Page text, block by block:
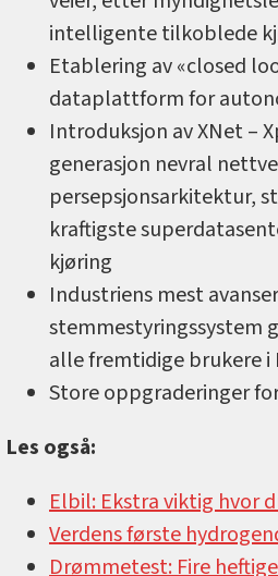
intelligente tilkoblede
Etablering av «closed
dataplattform for
Introduksjon av XNet –
generasjon nevral
persepsjonsarkitektur,
kraftigste
kjøring
Industriens mest
stemmestyringssystem
alle fremtidige brukere i
Store oppgraderinger
Les også:
Elbil: Ekstra viktig hvor
Verdens første
Drømmetest: Fire